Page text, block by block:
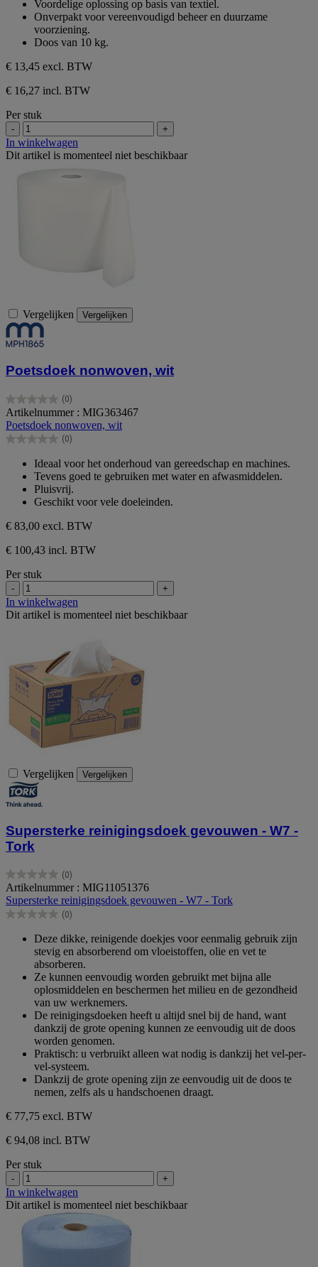
Voordelige oplossing op basis van textiel.
Onverpakt voor vereenvoudigd beheer en duurzame
voorziening.
Doos van 10 kg.
€ 13,45 excl. BTW
€ 16,27 incl. BTW
Per stuk
- +
In winkelwagen
Dit artikel is momenteel niet beschikbaar
Vergelijken Vergelijken
Poetsdoek nonwoven, wit
(0)
0.0
van
de
5
Artikelnummer : MIG363467
Poetsdoek nonwoven, wit
(0)
0.0
sterren.
Ideaal voor het onderhoud van gereedschap en machines.
Tevens goed te gebruiken met water en afwasmiddelen.
Pluisvrij.
Geschikt voor vele doeleinden.
€ 83,00 excl. BTW
€ 100,43 incl. BTW
Per stuk
- +
In winkelwagen
Dit artikel is momenteel niet beschikbaar
Vergelijken Vergelijken
Supersterke reinigingsdoek gevouwen - W7 -
Tork
(0)
0.0
van
de
5
Artikelnummer : MIG11051376
Supersterke reinigingsdoek gevouwen - W7 - Tork
(0)
0.0
sterren.
Deze dikke, reinigende doekjes voor eenmalig gebruik zijn
stevig en absorberend om vloeistoffen, olie en vet te
absorberen.
Ze kunnen eenvoudig worden gebruikt met bijna alle
oplosmiddelen en beschermen het milieu en de gezondheid
van uw werknemers.
De reinigingsdoeken heeft u altijd snel bij de hand, want
dankzij de grote opening kunnen ze eenvoudig uit de doos
worden genomen.
Praktisch: u verbruikt alleen wat nodig is dankzij het vel-per-
vel-systeem.
Dankzij de grote opening zijn ze eenvoudig uit de doos te
nemen, zelfs als u handschoenen draagt.
€ 77,75 excl. BTW
€ 94,08 incl. BTW
Per stuk
- +
In winkelwagen
Dit artikel is momenteel niet beschikbaar